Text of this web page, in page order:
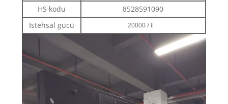
HS kodu
8528591090
İstehsal gücü
20000 / il